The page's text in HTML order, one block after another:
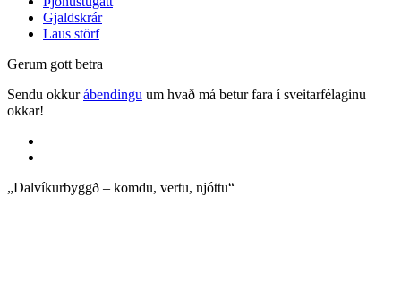
Gjaldskrár
Laus störf
Gerum gott betra
Sendu okkurábendingu um hvað má betur fara í sveitarfélaginu
okkar!
„Dalvíkurbyggð – komdu, vertu, njóttu“